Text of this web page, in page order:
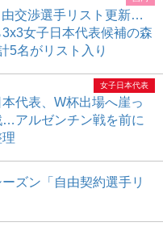
交渉選手リスト更新…
女子日本代表候補の森
5名がリスト入り
代表、W杯出場へ崖っ
…アルゼンチン戦を前に
女子日本代表
ズン「自由契約選手リ